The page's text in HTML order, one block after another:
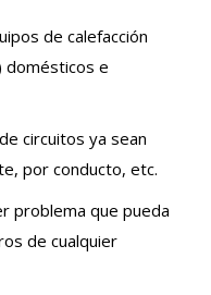
de calefacción
domésticos e
circuitos ya sean
por conducto, etc.
problema que pueda
de cualquier